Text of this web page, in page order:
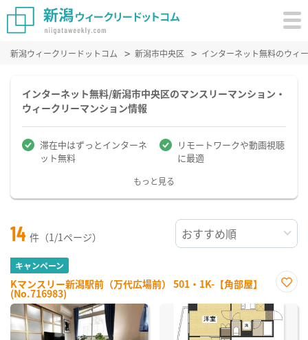
新潟ウィークリードットコム 新潟市中央区 インターネット無料のウィ
インターネット無料/新潟市中央区のマンスリーマンション・
ウィークリーマンション情報
滞在中はずっとインターネ
ット無料
リモートワークや動画視聴
に最適
もっと見る
14 件（1/1ページ）
キャンペーン
Kマンスリー新潟駅前（万代広場前） 501・1K-【角部屋】
(No.716983)
に入
り登